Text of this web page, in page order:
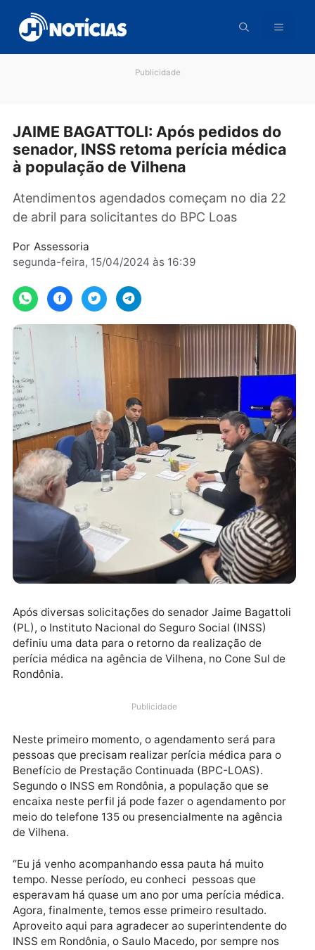
para
conteúdo
JAIME BAGATTOLI: Após pedidos do
senador, INSS retoma perícia
Atendimentos agendados começam no dia
de abril para solicitantes do BPC Loas
Por
segunda-feira, 15/04/2024 às 16:39
Após diversas solicitações do senador Jaime
definiu uma data para o retorno da realização de
perícia médica na agência de Vilhena, no Cone Sul
Rondônia.
Publicidade
Neste primeiro momento, o agendamento será para
pessoas que precisam realizar perícia médica para o
Benefício de Prestação Continuada (BPC-LOAS).
Segundo o INSS em Rondônia, a população que se
encaixa neste perfil já pode fazer o agendamento
meio do telefone 135 ou presencialmente na agência
de Vilhena.